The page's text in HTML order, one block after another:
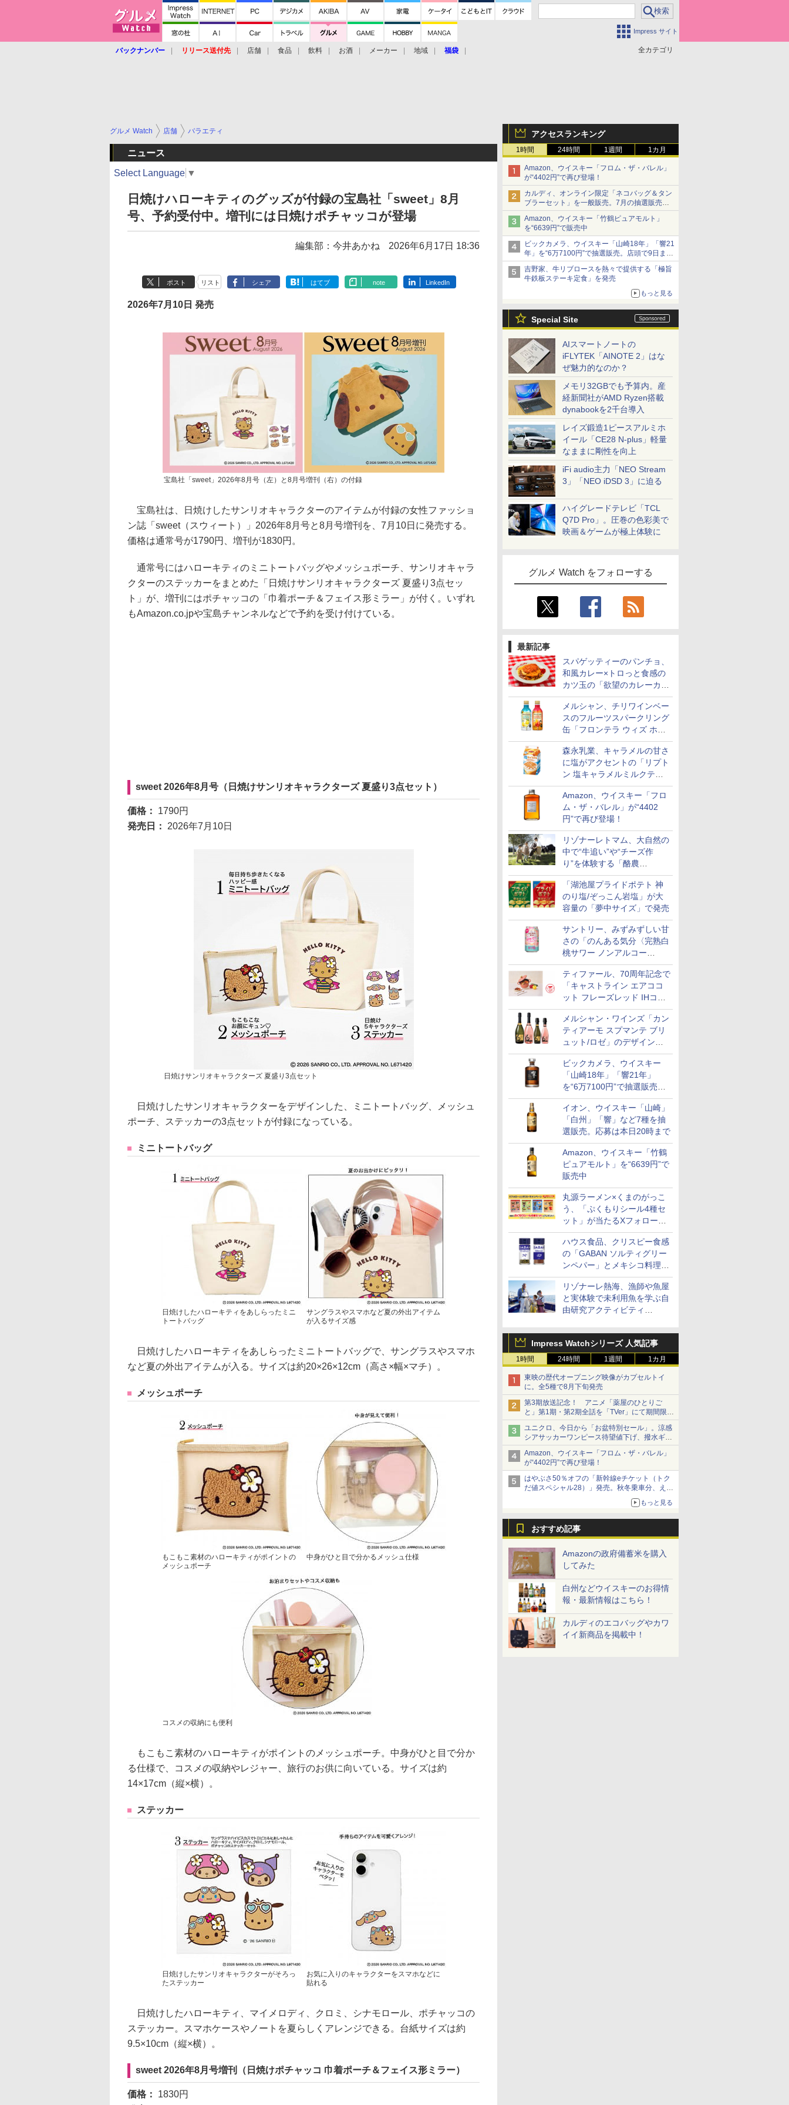
Impress サイト
全カテゴリ
バックナンバー リリース送付先 店舗 食品 飲料 お酒 メーカー 地域 福袋
アクセスランキング
1時間 24時間 1週間 1カ月
Amazon、ウイスキー「フロム・ザ・バレル」
が“4402円”で再び登場！
カルディ、オンライン限定「ネコバッグ＆タン
ブラーセット」を一般販売。7月の抽選販売の
当選無効分
Amazon、ウイスキー「竹鶴ピュアモルト」
を“6639円”で販売中
ビックカメラ、ウイスキー「山崎18年」「響21
年」を“6万7100円”で抽選販売。店頭で9日まで
受付
吉野家、牛リブロースを熱々で提供する「極旨
牛鉄板ステーキ定食」を発売
もっと見る
Special Site
AIスマートノートの
iFLYTEK「AINOTE 2」はな
ぜ魅力的なのか？
メモリ32GBでも予算内。産
経新聞社がAMD Ryzen搭載
dynabookを2千台導入
レイズ鍛造1ピースアルミホ
イール「CE28 N-plus」軽量
なままに剛性を向上
iFi audio主力「NEO Stream
3」「NEO iDSD 3」に迫る
ハイグレードテレビ「TCL
Q7D Pro」。圧巻の色彩美で
映画＆ゲームが極上体験に
グルメ Watch をフォローする
最新記事
スパゲッティーのパンチョ、
和風カレー×トロっと食感の
カツ玉の「欲望のカレーカツ
玉スパ」発売
メルシャン、チリワインベー
スのフルーツスパークリング
缶「フロンテラ ウィズ ホワ
イトレモン/カシスオレン
ジ」発売
森永乳業、キャラメルの甘さ
に塩がアクセントの「リプト
ン 塩キャラメルミルクティ
ー」限定発売
Amazon、ウイスキー「フロ
ム・ザ・バレル」が“4402
円”で再び登場！
リゾナーレトマム、大自然の
中で“牛追い”や“チーズ作
り”を体験する「酪農
Academy～夏休みの自由研
究～」を実施中
「湖池屋プライドポテト 神
のり塩/ぞっこん岩塩」が大
容量の「夢中サイズ」で発売
サントリー、みずみずしい甘
さの「のんある気分〈完熟白
桃サワー ノンアルコー
ル〉」限定発売
ティファール、70周年記念で
「キャストライン エアココ
ット フレーズレッド IHココ
ット鍋 24cm」数量限定発売
メルシャン・ワインズ「カン
ティアーモ スプマンテ ブリ
ュット/ロゼ」のデザインを
リニューアル。ハーフボトル
も登場
ビックカメラ、ウイスキー
「山崎18年」「響21年」
を“6万7100円”で抽選販売。
店頭で9日まで受付
イオン、ウイスキー「山崎」
「白州」「響」など7種を抽
選販売。応募は本日20時まで
Amazon、ウイスキー「竹鶴
ピュアモルト」を“6639円”で
販売中
丸源ラーメン×くまのがっこ
う、「ぷくもりシール4種セ
ット」が当たるXフォロー＆
リポストキャンペーン実施
ハウス食品、クリスピー食感
の「GABAN ソルティグリー
ンペパー」とメキシコ料理に
合う「GABAN チポトレペパ
ー」発売
リゾナーレ熱海、漁師や魚屋
と実体験で未利用魚を学ぶ自
由研究アクティビティ
実施中
Impress Watchシリーズ 人気記事
1時間 24時間 1週間 1カ月
東映の歴代オープニング映像がカプセルトイ
に。全5種で8月下旬発売
第3期放送記念！ アニメ「薬屋のひとりご
と」第1期・第2期全話を「TVer」にて期間限定
で順次無料配信開始
ユニクロ、今日から「お盆特別セール」。涼感
シアサッカーワンピース待望値下げ、撥水ギア
ショーツは1990円に
Amazon、ウイスキー「フロム・ザ・バレル」
が“4402円”で再び登場！
はやぶさ50％オフの「新幹線eチケット（トク
だ値スペシャル28）」発売。秋冬乗車分、えき
もっと見る
おすすめ記事
Amazonの政府備蓄米を購入
してみた
白州などウイスキーのお得情
報・最新情報はこちら！
カルディのエコバッグやカワ
イイ新商品を掲載中！
グルメ Watch 店舗 バラエティ
ニュース
Select Language ▼
日焼けハローキティのグッズが付録の宝島社「sweet」8月
号、予約受付中。増刊には日焼けポチャッコが登場
編集部：今井あかね 2026年6月17日 18:36
ポスト リスト シェア はてブ note LinkedIn
2026年7月10日 発売
宝島社「sweet」2026年8月号（左）と8月号増刊（右）の付録
宝島社は、日焼けしたサンリオキャラクターのアイテムが付録の女性ファッショ
ン誌「sweet（スウィート）」2026年8月号と8月号増刊を、7月10日に発売する。
価格は通常号が1790円、増刊が1830円。
通常号にはハローキティのミニトートバッグやメッシュポーチ、サンリオキャラ
クターのステッカーをまとめた「日焼けサンリオキャラクターズ 夏盛り3点セッ
ト」が、増刊にはポチャッコの「巾着ポーチ＆フェイス形ミラー」が付く。いずれ
もAmazon.co.jpや宝島チャンネルなどで予約を受け付けている。
sweet 2026年8月号（日焼けサンリオキャラクターズ 夏盛り3点セット）
価格： 1790円
発売日： 2026年7月10日
日焼けサンリオキャラクターズ 夏盛り3点セット
日焼けしたサンリオキャラクターをデザインした、ミニトートバッグ、メッシュ
ポーチ、ステッカーの3点セットが付録になっている。
ミニトートバッグ
日焼けしたハローキティをあしらったミニ
トートバッグ
サングラスやスマホなど夏の外出アイテム
が入るサイズ感
日焼けしたハローキティをあしらったミニトートバッグで、サングラスやスマホ
など夏の外出アイテムが入る。サイズは約20×26×12cm（高さ×幅×マチ）。
メッシュポーチ
もこもこ素材のハローキティがポイントの
メッシュポーチ
中身がひと目で分かるメッシュ仕様
コスメの収納にも便利
もこもこ素材のハローキティがポイントのメッシュポーチ。中身がひと目で分か
る仕様で、コスメの収納やレジャー、旅行のお供に向いている。サイズは約
14×17cm（縦×横）。
ステッカー
日焼けしたサンリオキャラクターがそろっ
たステッカー
お気に入りのキャラクターをスマホなどに
貼れる
日焼けしたハローキティ、マイメロディ、クロミ、シナモロール、ポチャッコの
ステッカー。スマホケースやノートを夏らしくアレンジできる。台紙サイズは約
9.5×10cm（縦×横）。
sweet 2026年8月号増刊（日焼けポチャッコ 巾着ポーチ＆フェイス形ミラー）
価格： 1830円